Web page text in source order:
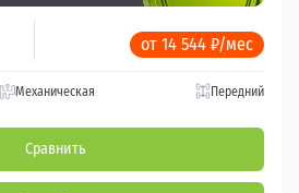
от 14 544 ₽/мес
Механическая Передний
Сравнить